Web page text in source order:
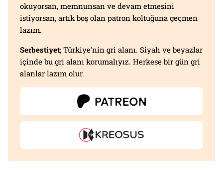
okuyorsan, memnunsan ve devam etmesini
istiyorsan, artık boş olan patron koltuğuna geçmen
lazım.
Serbestiyet; Türkiye'nin gri alanı. Siyah ve beyazlar
içinde bu gri alanı korumalıyız. Herkese bir gün gri
alanlar lazım olur.